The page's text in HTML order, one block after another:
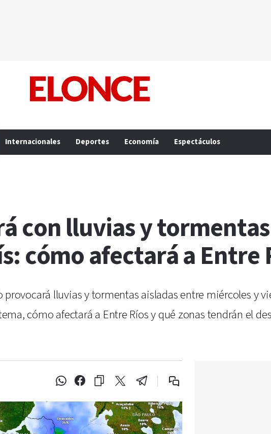
Internacionales Deportes Economía Espectáculos
con lluvias y
cómo afectará a Entre
lluvias y tormentas aisladas entre miércoles y
cómo afectará a Entre Ríos y qué zonas tendrán el